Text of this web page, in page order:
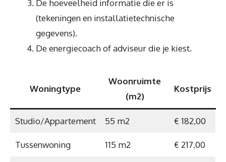
De hoeveelheid informatie die er is
(tekeningen en installatietechnische
gegevens).
De energiecoach of adviseur die je kiest.
Woningtype
Woonruimte
(m2)
Kostprijs
Studio/Appartement 55 m2 € 182,00
Tussenwoning 115 m2 € 217,00